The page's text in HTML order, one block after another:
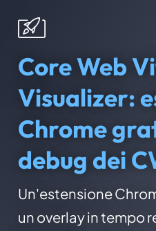
Core Web
Visualizer:
Chrome
debug dei
Un'estensione
un overlay in tempo